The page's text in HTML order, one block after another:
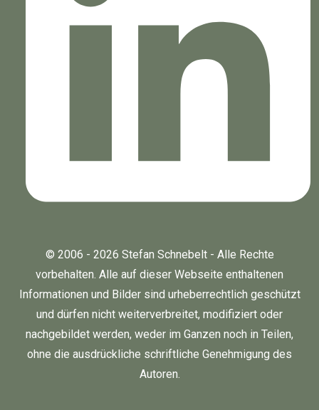
© 2006 - 2026 Stefan Schnebelt - Alle Rechte
vorbehalten. Alle auf dieser Webseite enthaltenen
Informationen und Bilder sind urheberrechtlich geschützt
und dürfen nicht weiterverbreitet, modifiziert oder
nachgebildet werden, weder im Ganzen noch in Teilen,
ohne die ausdrückliche schriftliche Genehmigung des
Autoren.